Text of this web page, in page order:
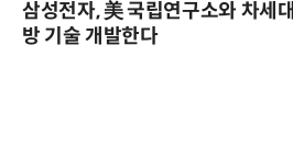
삼성전자, 美 국립연구소와 차세
방 기술 개발한다